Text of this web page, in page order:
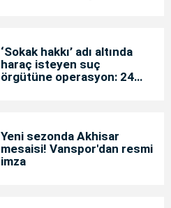
‘Sokak hakkı’ adı altında
haraç isteyen suç
örgütüne operasyon: 24
Yeni sezonda Akhisar
mesaisi! Vanspor'dan resmi
imza